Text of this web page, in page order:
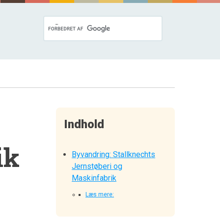
Indhold
Byvandring: Stallknechts
Jernstøberi og
Maskinfabrik
Læs mere: